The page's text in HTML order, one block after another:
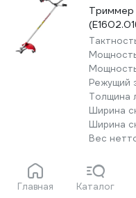
Главная Каталог
Триммер
Режущий
Толщина
Ширина
Ширина
Вес
-13%